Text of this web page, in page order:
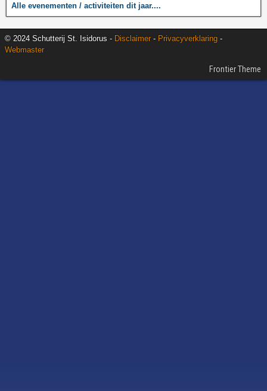
Alle evenementen / activiteiten dit jaar....
© 2024 Schutterij St. Isidorus - Disclaimer - Privacyverklaring -
Webmaster
Frontier Theme